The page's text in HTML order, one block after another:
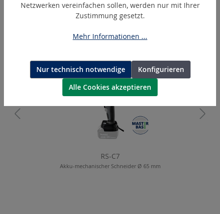
Produktgalerie überspringen
Ähnliche Artikel
RS-C7
Akku-mechanischer Schneider Ø 65 mm
Netzwerken vereinfachen sollen, werden nur mit Ihrer
Zustimmung gesetzt.
Mehr Informationen ...
Nur technisch notwendige
Konfigurieren
Alle Cookies akzeptieren